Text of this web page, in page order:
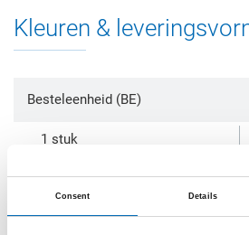
Consent Details
Kleuren &
Besteleenheid (BE)
1 stuk
Producten, verpakkingen en/of
van een bestelcode, zijn in